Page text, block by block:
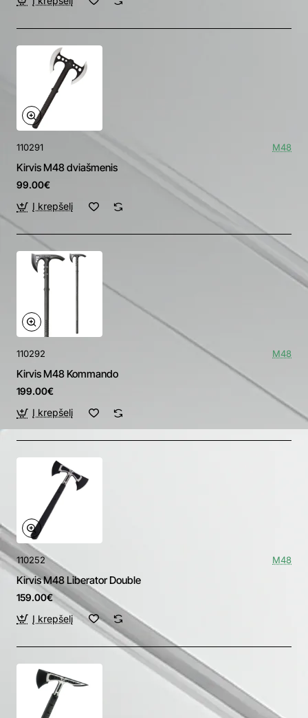
110291 M48
Kirvis M48 dviašmenis
99.00€
Į krepšelį
110292 M48
Kirvis M48 Kommando
199.00€
Į krepšelį
110252 M48
Kirvis M48 Liberator Double
159.00€
Į krepšelį